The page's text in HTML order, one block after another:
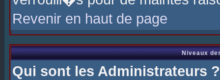
Revenir en haut de page
Niveaux
Qui sont les Administrateurs ?